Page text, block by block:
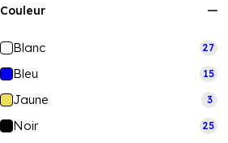
Couleur
Blanc 27
Bleu 15
Jaune 3
Noir 25